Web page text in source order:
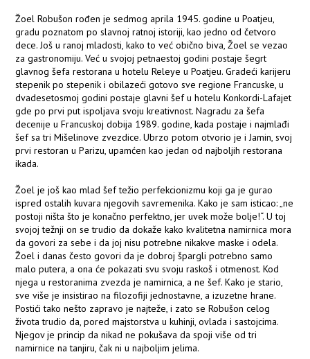
Žoel Robušon rođen je sedmog aprila 1945. godine u Poatjeu,
gradu poznatom po slavnoj ratnoj istoriji, kao jedno od četvoro
dece. Još u ranoj mladosti, kako to već obično biva, Žoel se vezao
za gastronomiju. Već u svojoj petnaestoj godini postaje šegrt
glavnog šefa restorana u hotelu Releye u Poatjeu. Gradeći karijeru
stepenik po stepenik i obilazeći gotovo sve regione Francuske, u
dvadesetosmoj godini postaje glavni šef u hotelu Konkordi-Lafajet
gde po prvi put ispoljava svoju kreativnost. Nagradu za šefa
decenije u Francuskoj dobija 1989. godine, kada postaje i najmlađi
šef sa tri Mišelinove zvezdice. Ubrzo potom otvorio je i Jamin, svoj
prvi restoran u Parizu, upamćen kao jedan od najboljih restorana
ikada.
Žoel je još kao mlad šef težio perfekcionizmu koji ga je gurao
ispred ostalih kuvara njegovih savremenika. Kako je sam isticao: „ne
postoji ništa što je konačno perfektno, jer uvek može bolje!“. U toj
svojoj težnji on se trudio da dokaže kako kvalitetna namirnica mora
da govori za sebe i da joj nisu potrebne nikakve maske i odela.
Žoel i danas često govori da je dobroj špargli potrebno samo
malo putera, a ona će pokazati svu svoju raskoš i otmenost. Kod
njega u restoranima zvezda je namirnica, a ne šef. Kako je stario,
sve više je insistirao na filozofiji jednostavne, a izuzetne hrane.
Postići tako nešto zapravo je najteže, i zato se Robušon celog
života trudio da, pored majstorstva u kuhinji, ovlada i sastojcima.
Njegov je princip da nikad ne pokušava da spoji više od tri
namirnice na tanjiru, čak ni u najboljim jelima.